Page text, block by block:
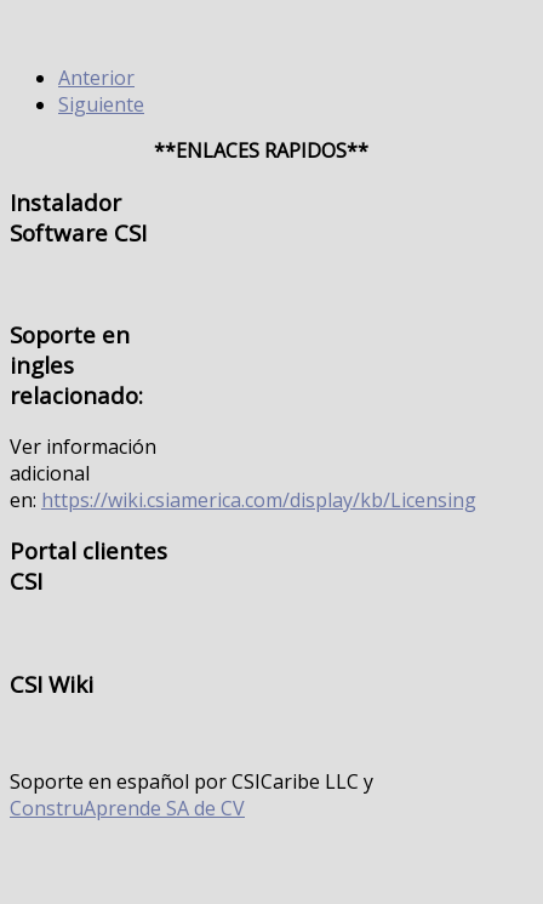
Anterior
Siguiente
**ENLACES RAPIDOS**
Instalador
Software CSI
Soporte en
ingles
relacionado:
Ver información
adicional
en: https://wiki.csiamerica.com/display/kb/Licensing
Portal clientes
CSI
CSI Wiki
Soporte en español por CSICaribe LLC y
ConstruAprende SA de CV